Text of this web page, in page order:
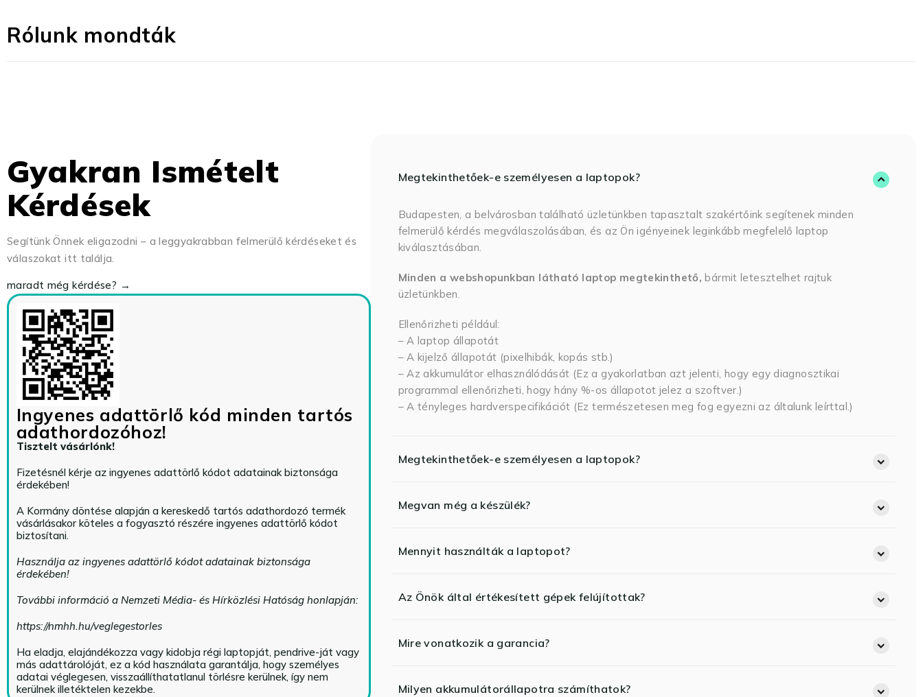
Rólunk mondták
Gyakran Ismételt
Kérdések
Segítünk Önnek eligazodni – a leggyakrabban felmerülő kérdéseket és
válaszokat itt találja.
maradt még kérdése? →
Ingyenes adattörlő kód minden tartós
adathordozóhoz!
Tisztelt vásárlónk!
Fizetésnél kérje az ingyenes adattörlő kódot adatainak biztonsága
érdekében!
A Kormány döntése alapján a kereskedő tartós adathordozó termék
vásárlásakor köteles a fogyasztó részére ingyenes adattörlő kódot
biztosítani.
Használja az ingyenes adattörlő kódot adatainak biztonsága
érdekében!
További információ a Nemzeti Média- és Hírközlési Hatóság honlapján:
https://nmhh.hu/veglegestorles
Ha eladja, elajándékozza vagy kidobja régi laptopját, pendrive-ját vagy
más adattárolóját, ez a kód használata garantálja, hogy személyes
adatai véglegesen, visszaállíthatatlanul törlésre kerülnek, így nem
kerülnek illetéktelen kezekbe.
Megtekinthetőek-e személyesen a laptopok?
Budapesten, a belvárosban található üzletünkben tapasztalt szakértőink segítenek minden
felmerülő kérdés megválaszolásában, és az Ön igényeinek leginkább megfelelő laptop
kiválasztásában.
Minden a webshopunkban látható laptop megtekinthető,bármit letesztelhet rajtuk
üzletünkben.
Ellenőrizheti például:
– A laptop állapotát
– A kijelző állapotát (pixelhibák, kopás stb.)
– Az akkumulátor elhasználódását (Ez a gyakorlatban azt jelenti, hogy egy diagnosztikai
programmal ellenőrizheti, hogy hány %-os állapotot jelez a szoftver.)
– A tényleges hardverspecifikációt (Ez természetesen meg fog egyezni az általunk leírttal.)
Megtekinthetőek-e személyesen a laptopok?
Megvan még a készülék?
Mennyit használták a laptopot?
Az Önök által értékesített gépek felújítottak?
Mire vonatkozik a garancia?
Milyen akkumulátorállapotra számíthatok?